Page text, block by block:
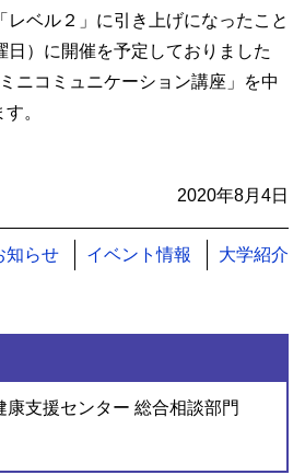
ベル２」に引き上げになったこと
日）に開催を予定しておりました
ニコミュニケーション講座」を中
。
2020年8月4日
知らせ イベント情報 大学紹介
康支援センター 総合相談部門